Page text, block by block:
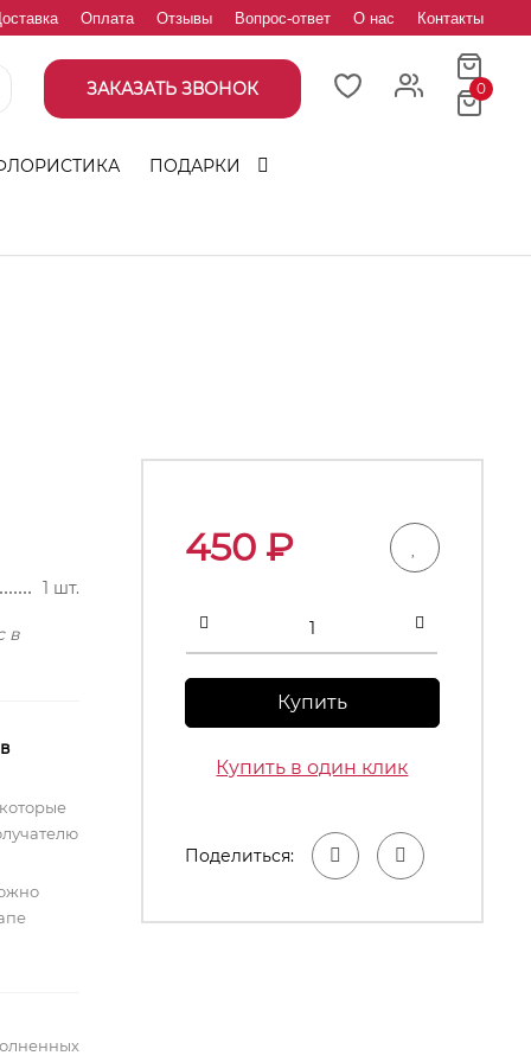
Оплата Отзывы Вопрос-ответ О нас Контакты
ЗАКАЗАТЬ ЗВОНОК 0
ПОДАРКИ
1 шт.
в
450₽
Купить
Купить в один клик
Поделиться: